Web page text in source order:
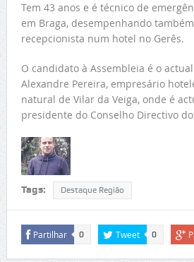
Tem 43 anos e é técnico de
em Braga, desempenhando
recepcionista num hotel no Gerês.
O candidato à Assembleia é o
Alexandre Pereira, empresário
natural de Vilar da Veiga, onde é
presidente do Conselho Directivo
Tags: Destaque Região
Partilhar 0 Tweet 0